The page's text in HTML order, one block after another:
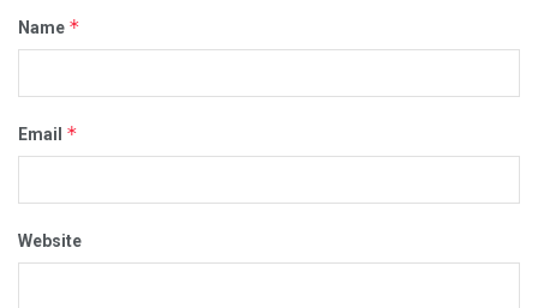
Name *
Email *
Website